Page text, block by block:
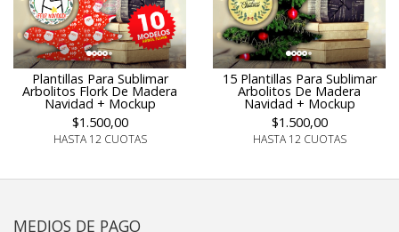
Plantillas Para Sublimar
Arbolitos Flork De Madera
Navidad + Mockup
$1.500,00
HASTA 12 CUOTAS
15 Plantillas Para Sublimar
Arbolitos De Madera
Navidad + Mockup
$1.500,00
HASTA 12 CUOTAS
MEDIOS DE PAGO